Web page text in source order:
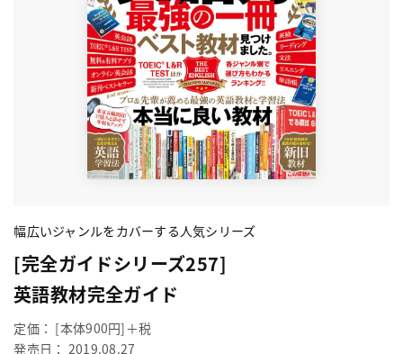
幅広いジャンルをカバーする人気シリーズ
[完全ガイドシリーズ257]
英語教材完全ガイド
定価： [本体900円]＋税
発売日： 2019.08.27